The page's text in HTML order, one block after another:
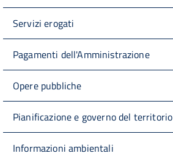
Servizi erogati
Pagamenti dell'Amministrazione
Opere pubbliche
Pianificazione e governo del territorio
Informazioni ambientali